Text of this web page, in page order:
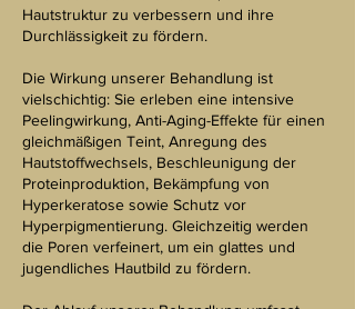
Hautstruktur zu verbessern und ihre
Durchlässigkeit zu fördern.
Die Wirkung unserer Behandlung ist
vielschichtig: Sie erleben eine intensive
Peelingwirkung, Anti-Aging-Effekte für einen
gleichmäßigen Teint, Anregung des
Hautstoffwechsels, Beschleunigung der
Proteinproduktion, Bekämpfung von
Hyperkeratose sowie Schutz vor
Hyperpigmentierung. Gleichzeitig werden
die Poren verfeinert, um ein glattes und
jugendliches Hautbild zu fördern.